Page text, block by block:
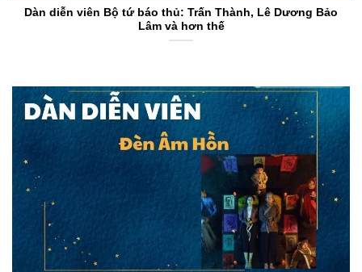
Dàn diễn viên Bộ tứ báo thủ: Trấn Thành, Lê Dương Bảo
Lâm và hơn thế